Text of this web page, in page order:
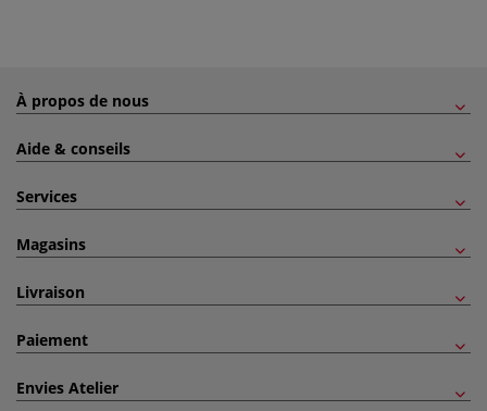
À propos de nous
Aide & conseils
Services
Magasins
Livraison
Paiement
Envies Atelier